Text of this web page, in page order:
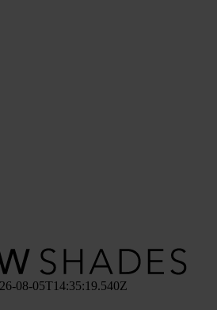
08-05T14:35:19.540Z